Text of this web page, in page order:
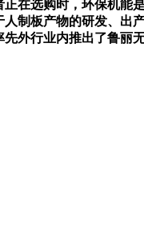
在选购时，环保机能
制板产物的研发、出
外行业内推出了鲁丽